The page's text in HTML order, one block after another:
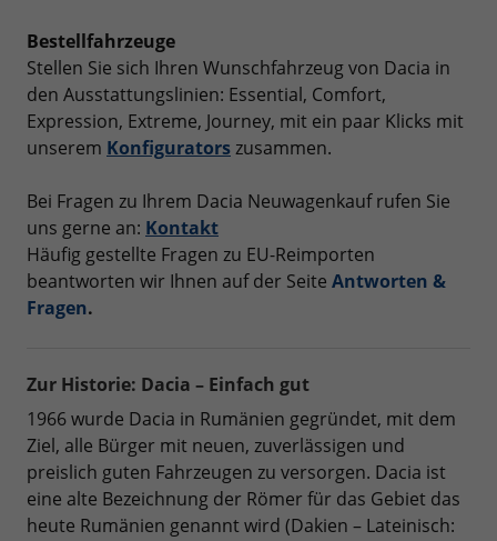
Bestellfahrzeuge
Stellen Sie sich Ihren Wunschfahrzeug von Dacia in
den Ausstattungslinien: Essential, Comfort,
Expression, Extreme, Journey, mit ein paar Klicks mit
unserem Konfiguratorszusammen.
Bei Fragen zu Ihrem Dacia Neuwagenkauf rufen Sie
uns gerne an: Kontakt
Häufig gestellte Fragen zu EU-Reimporten
beantworten wir Ihnen auf der Seite Antworten &
Fragen.
Zur Historie: Dacia – Einfach gut
1966 wurde Dacia in Rumänien gegründet, mit dem
Ziel, alle Bürger mit neuen, zuverlässigen und
preislich guten Fahrzeugen zu versorgen. Dacia ist
eine alte Bezeichnung der Römer für das Gebiet das
heute Rumänien genannt wird (Dakien – Lateinisch: